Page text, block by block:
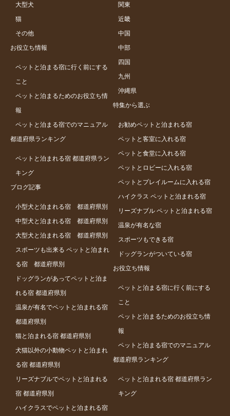
大型犬
猫
その他
お役立ち情報
ペットと泊まる宿に行く前にする
こと
ペットと泊まるためのお役立ち情
報
ペットと泊まる宿でのマニュアル
都道府県ランキング
ペットと泊まれる宿 都道府県ラン
キング
ブログ記事
小型犬と泊まれる宿 都道府県別
中型犬と泊まれる宿 都道府県別
大型犬と泊まれる宿 都道府県別
スポーツも出来る ペットと泊まれ
る宿 都道府県別
ドッグランがあってペットと泊ま
れる宿 都道府県別
温泉が有名でペットと泊まれる宿
都道府県別
猫と泊まれる宿 都道府県別
犬猫以外の小動物ペットと泊まれ
る宿 都道府県別
リーズナブルでペットと泊まれる
宿 都道府県別
ハイクラスでペットと泊まれる宿
関東
近畿
中国
中部
四国
九州
沖縄県
特集から選ぶ
お勧めペットと泊まれる宿
ペットと客室に入れる宿
ペットと食堂に入れる宿
ペットとロビーに入れる宿
ペットとプレイルームに入れる宿
ハイクラス ペットと泊まれる宿
リーズナブル ペットと泊まれる宿
温泉が有名な宿
スポーツもできる宿
ドッグランがついている宿
お役立ち情報
ペットと泊まる宿に行く前にする
こと
ペットと泊まるためのお役立ち情
報
ペットと泊まる宿でのマニュアル
都道府県ランキング
ペットと泊まれる宿 都道府県ラン
キング